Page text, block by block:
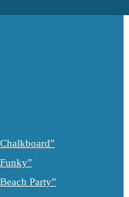
Party”